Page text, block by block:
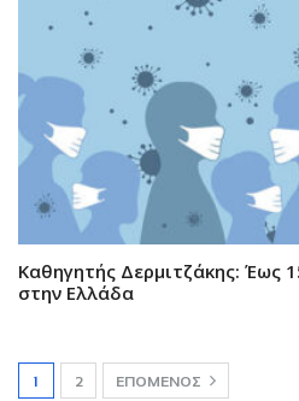
Καθηγητής Δερμιτζάκης: Έως
στην Ελλάδα
1 2 ΕΠΌΜΕΝΟΣ